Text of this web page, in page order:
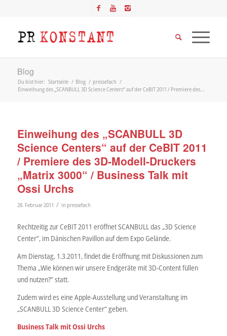
Blog
Du bist hier: Startseite / Blog / pressefach /
Einweihung des „SCANBULL 3D Science Centers“ auf der CeBIT 2011 / Premiere des...
Einweihung des „SCANBULL 3D
Science Centers“ auf der CeBIT 2011
/ Premiere des 3D-Modell-Druckers
„Matrix 3000“ / Business Talk mit
Ossi Urchs
28. Februar 2011 / in pressefach
Rechtzeitig zur CeBIT 2011 eröffnet SCANBULL das „3D Science
Center“, im Dänischen Pavillon auf dem Expo Gelände.
Am Dienstag, 1.3.2011, findet die Eröffnung mit Diskussionen zum
Thema „Wie können wir unsere Endgeräte mit 3D-Content füllen
und nutzen?“ statt.
Zudem wird es eine Apple-Ausstellung und Veranstaltung im
„SCANBULL 3D Science Center“ geben.
Business Talk mit Ossi Urchs